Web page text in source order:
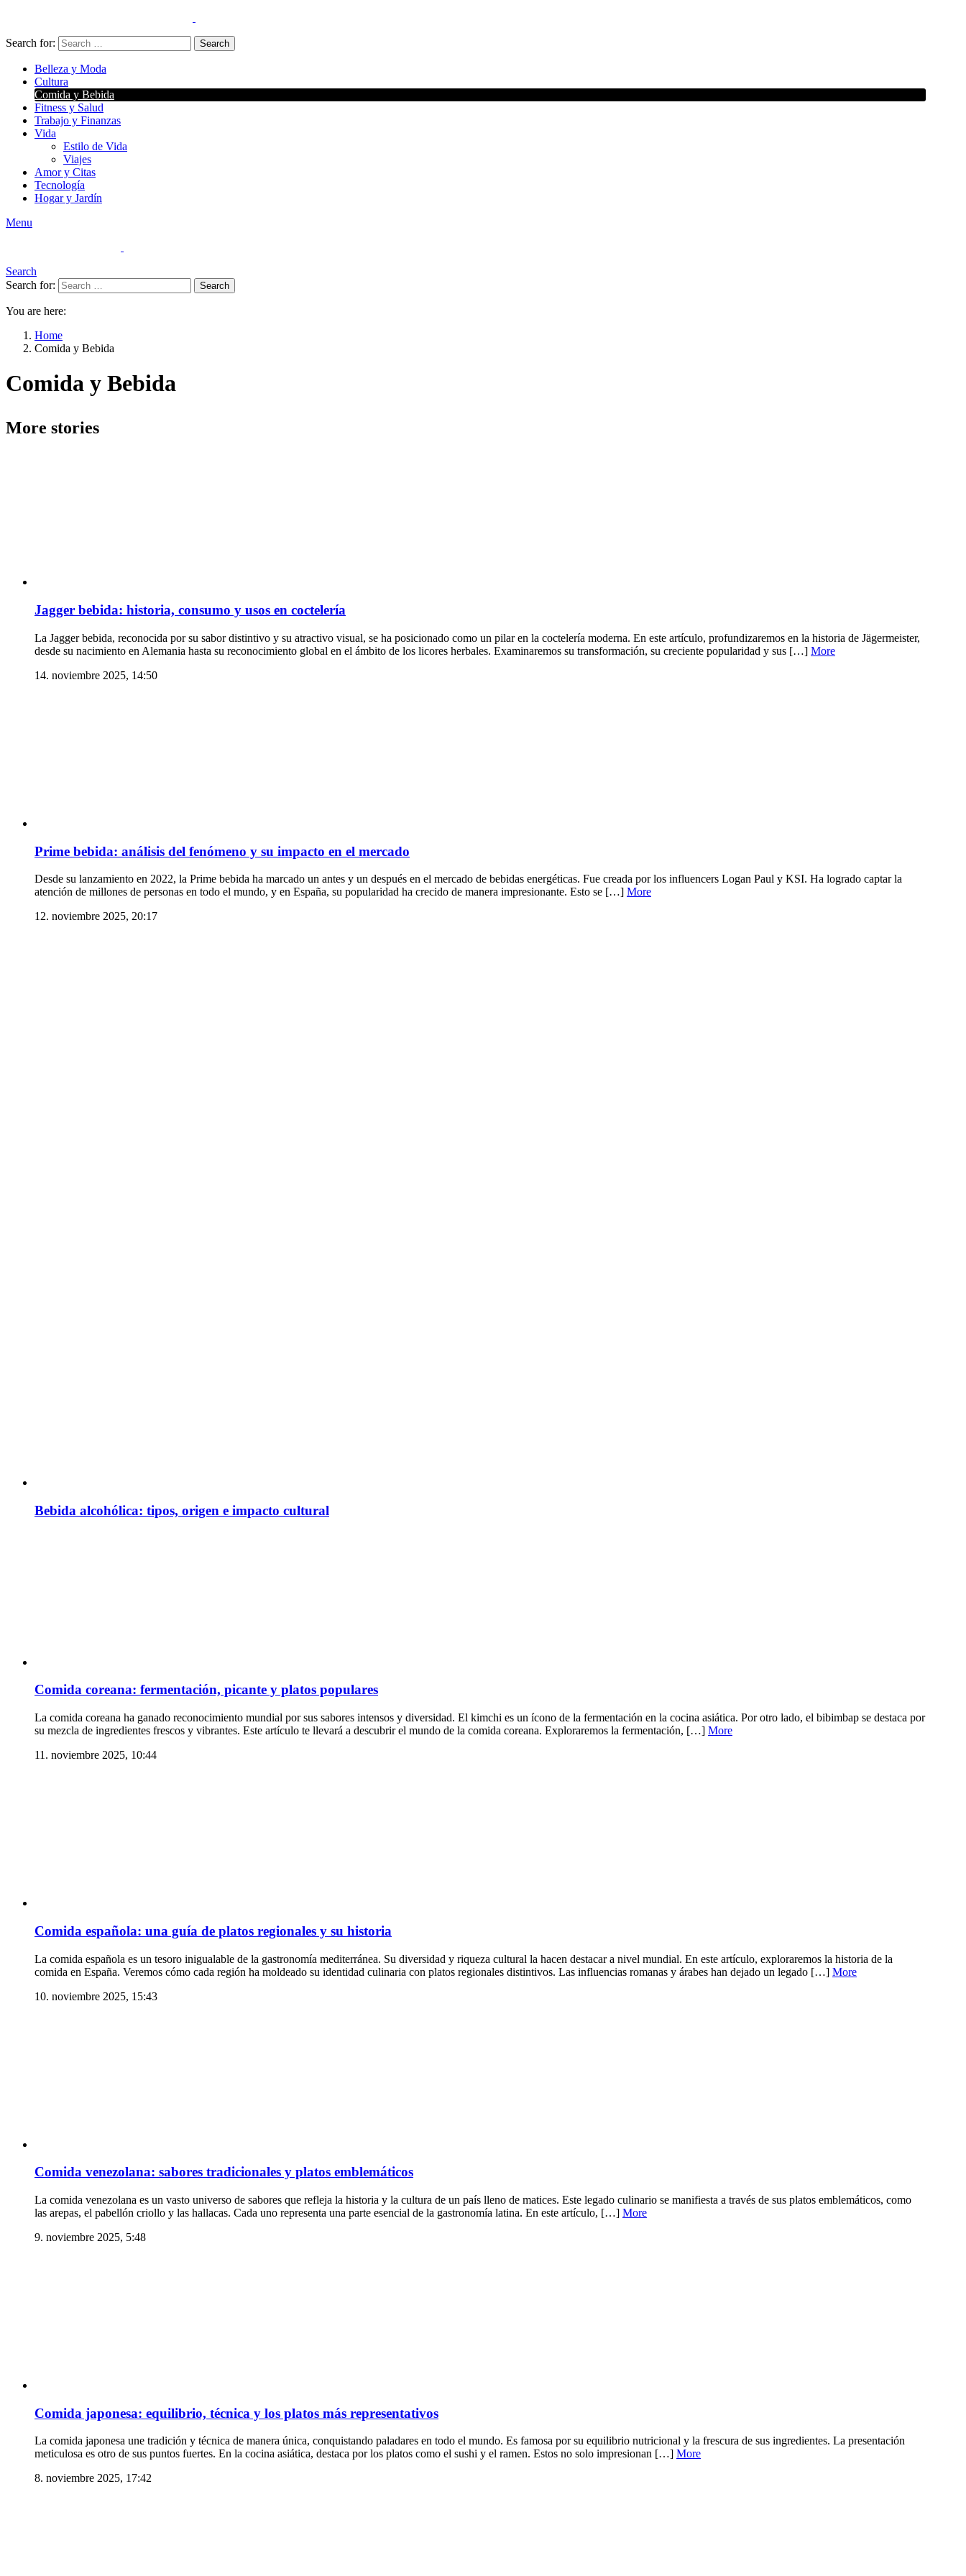
Search for: Search
Belleza y Moda
Cultura
Comida y Bebida
Fitness y Salud
Trabajo y Finanzas
Vida
Estilo de Vida
Viajes
Amor y Citas
Tecnología
Hogar y Jardín
Menu
Search
Search for:
Search
You are here:
Home
Comida y Bebida
Comida y Bebida
More stories
Jagger bebida: historia, consumo y usos en coctelería
La Jagger bebida, reconocida por su sabor distintivo y su atractivo visual, se ha posicionado como un pilar en la coctelería moderna. En este artículo, profundizaremos en la historia de Jägermeister,
desde su nacimiento en Alemania hasta su reconocimiento global en el ámbito de los licores herbales. Examinaremos su transformación, su creciente popularidad y sus […] More
14. noviembre 2025, 14:50
Prime bebida: análisis del fenómeno y su impacto en el mercado
Desde su lanzamiento en 2022, la Prime bebida ha marcado un antes y un después en el mercado de bebidas energéticas. Fue creada por los influencers Logan Paul y KSI. Ha logrado captar la
atención de millones de personas en todo el mundo, y en España, su popularidad ha crecido de manera impresionante. Esto se […] More
12. noviembre 2025, 20:17
Bebida alcohólica: tipos, origen e impacto cultural
Comida coreana: fermentación, picante y platos populares
La comida coreana ha ganado reconocimiento mundial por sus sabores intensos y diversidad. El kimchi es un ícono de la fermentación en la cocina asiática. Por otro lado, el bibimbap se destaca por
su mezcla de ingredientes frescos y vibrantes. Este artículo te llevará a descubrir el mundo de la comida coreana. Exploraremos la fermentación, […] More
11. noviembre 2025, 10:44
Comida española: una guía de platos regionales y su historia
La comida española es un tesoro inigualable de la gastronomía mediterránea. Su diversidad y riqueza cultural la hacen destacar a nivel mundial. En este artículo, exploraremos la historia de la
comida en España. Veremos cómo cada región ha moldeado su identidad culinaria con platos regionales distintivos. Las influencias romanas y árabes han dejado un legado […] More
10. noviembre 2025, 15:43
Comida venezolana: sabores tradicionales y platos emblemáticos
La comida venezolana es un vasto universo de sabores que refleja la historia y la cultura de un país lleno de matices. Este legado culinario se manifiesta a través de sus platos emblemáticos, como
las arepas, el pabellón criollo y las hallacas. Cada uno representa una parte esencial de la gastronomía latina. En este artículo, […] More
9. noviembre 2025, 5:48
Comida japonesa: equilibrio, técnica y los platos más representativos
La comida japonesa une tradición y técnica de manera única, conquistando paladares en todo el mundo. Es famosa por su equilibrio nutricional y la frescura de sus ingredientes. La presentación
meticulosa es otro de sus puntos fuertes. En la cocina asiática, destaca por los platos como el sushi y el ramen. Estos no solo impresionan […] More
8. noviembre 2025, 17:42